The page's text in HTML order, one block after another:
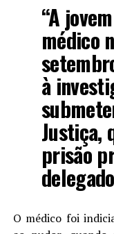
“A
médico
à
Justiça,
prisão
O médico foi